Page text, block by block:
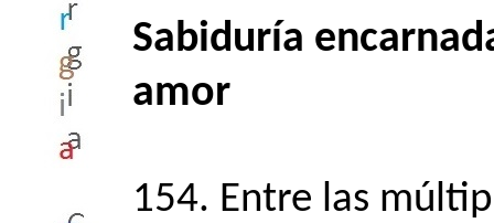
Sabiduría
amor
154. Entre las